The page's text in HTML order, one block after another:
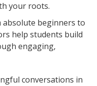
your roots.
absolute beginners to
help students build
engaging,
conversations in